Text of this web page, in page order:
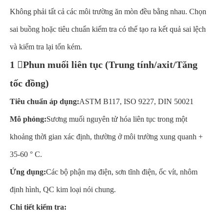
Không phải tất cả các môi trường ăn mòn đều bằng nhau. Chọn
sai buồng hoặc tiêu chuẩn kiểm tra có thể tạo ra kết quả sai lệch
và kiểm tra lại tốn kém.
1 ️⃣Phun muối liên tục (Trung tính/axit/Tăng
tốc đồng)
Tiêu chuẩn áp dụng:ASTM B117, ISO 9227, DIN 50021
Mô phỏng:Sương muối nguyên tử hóa liên tục trong một
khoảng thời gian xác định, thường ở môi trường xung quanh +
35-60 ° C.
Ứng dụng:Các bộ phận mạ điện, sơn tĩnh điện, ốc vít, nhôm
định hình, QC kim loại nói chung.
Chi tiết kiểm tra: